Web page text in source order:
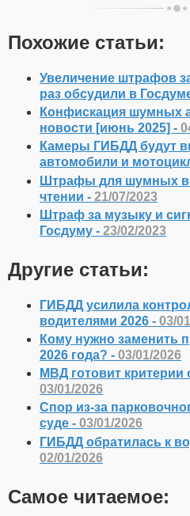
Похожие статьи:
Увеличение штрафов
раз обсудили в
Конфискация шумных
новости [июнь 2025] -
Камеры ГИБДД будут
автомобили и
Штрафы для шумных
чтении - 21/07/2023
Штраф за музыку и
Госдуму - 23/02/2023
Другие статьи:
ГИБДД усилила
водителями 2026 - 03/
Кому нужно заменить
2026 года? - 03/01/2026
МВД готовит критерии
03/01/2026
Спор из-за
суде - 03/01/2026
ГИБДД обратилась к
02/01/2026
Самое читаемое: